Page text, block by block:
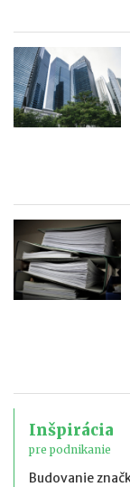
Inšpirácia
pre podnikanie
Budovanie